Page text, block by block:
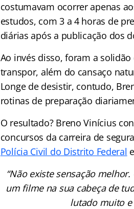
costumavam ocorrer apenas
estudos, com 3 a 4 horas de
diárias após a publicação dos
Ao invés disso, foram a
transpor, além do cansaço
Longe de desistir, contudo,
rotinas de preparação
O resultado? Breno Vinícius
concursos da carreira de
Polícia Civil do Distrito Federal e
“Não existe sensação
um filme na sua cabeça de
lutado muito e